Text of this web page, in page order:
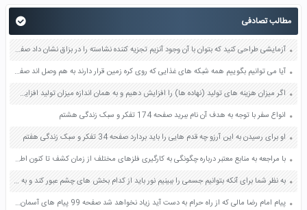
مطالب تصادفی
آزمایشی طراحی کنید که بتوان با آن وجود آنزیم تجزیه کننده نشاسته را در بزاق نشان داد صفحه 112 کتاب علوم تجربی هفتم
آیا می توانیم بگوییم همه شبکه های غذایی که روی کره زمین قرار دارند به هم وصل اند صفحه 157 علوم نهم
اگر میزان هزینه های تولید (نهاده ها) را افزایش دهیم و به همان اندازه میزان تولید افزایش یابد باز هم می توانیم ادعا کنیم بهره وری اتفاق افتاده است؟ صفحه 164 مطالعات اجتماعی نهم
انواع سفر با توجه به هدف آن نام ببرید صفحه 174 تفکر و سبک زندگی هشتم
او برای رسیدن به این آرزو چه قدم هایی را باید بردارد صفحه 34 تفکر و سبک زندگی هفتم
با مراجعه به منابع معتبر درباره چگونگی به کارگیری فلزهای مختلف از زمان کشف تا کنون اطلاعاتی جمع آوری کنید و به کلاس گزارش دهید صفحه 2 علوم نهم
به نظر شما برای آنکه بتوانیم جسمی را ببینیم نور باید از کدام بخش های چشم عبور کند و به پرده ی شبکیه برسد؟ صفحه 46 علوم پنجم
پیام امام رضا مالی که از راه حرام به دست آید زیاد نخواهد شد صفحه 99 پیام های آسمان هشتم